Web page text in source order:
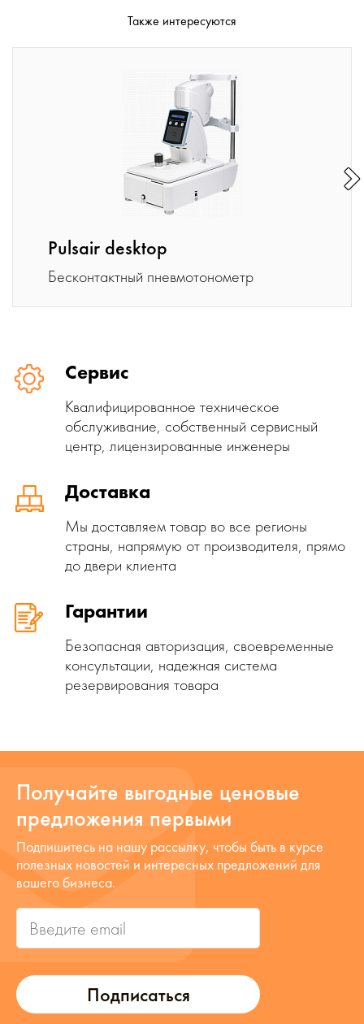
Также интересуются
Pulsair desktop
Бесконтактный пневмотонометр
Сервис
Квалифицированное техническое
обслуживание, собственный сервисный
центр, лицензированные инженеры
Доставка
Мы доставляем товар во все регионы
страны, напрямую от производителя, прямо
до двери клиента
Гарантии
Безопасная авторизация, своевременные
консультации, надежная система
резервирования товара
Получайте выгодные ценовые
предложения первыми
Подписаться
Подпишитесь на нашу рассылку, чтобы быть в курсе
полезных новостей и интересных предложений для
вашего бизнеса.